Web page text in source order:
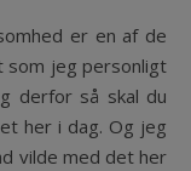
er en af de
som jeg personligt
derfor så skal du
her i dag. Og jeg
vilde med det her